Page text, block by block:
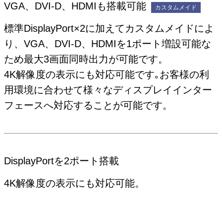
VGA、DVI-D、HDMIも搭載可能 カスタムメイド
標準DisplayPort×2に加えてカスタムメイドによ
り、VGA、DVI-D、HDMIを1ポート増設可能な
ため最大3画面同時出力が可能です。
4K解像度の表示にも対応可能です｡お客様の利
用環境に合わせて様々なディスプレイインター
フェースへ対応することが可能です。
DisplayPortを2ポート搭載
4K解像度の表示にも対応可能。